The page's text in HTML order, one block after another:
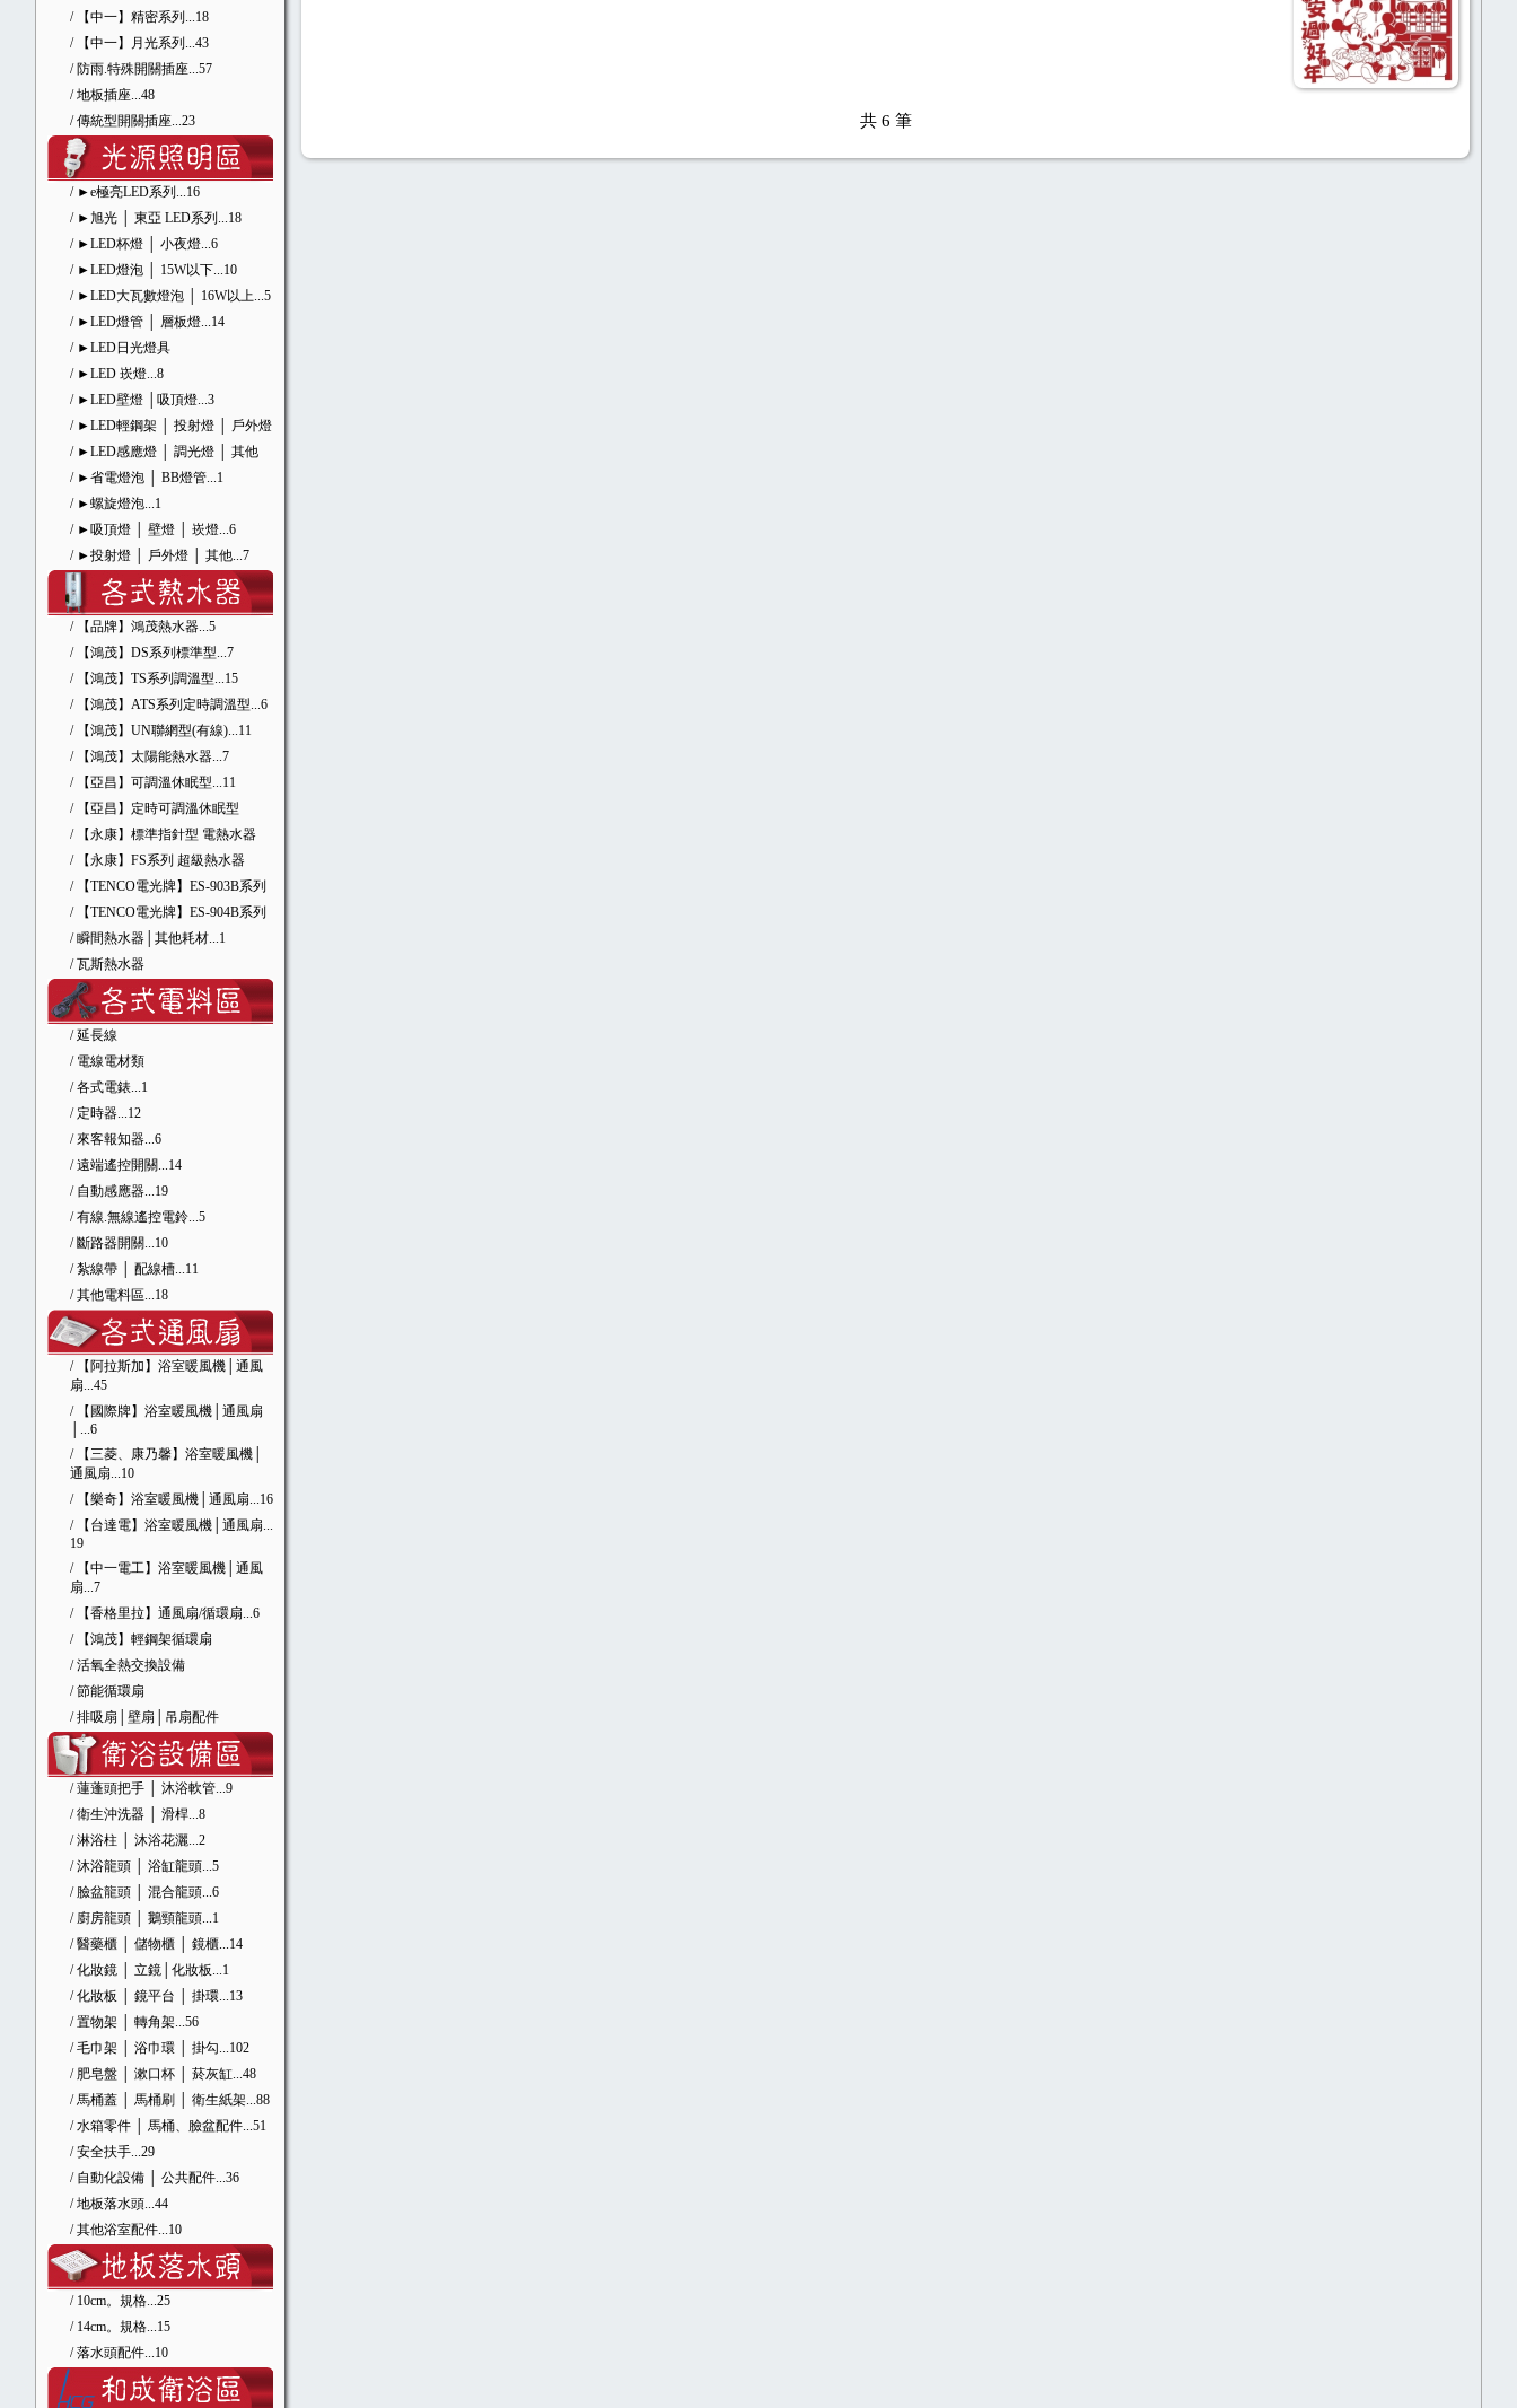
/ 【中一】精密系列 ...18
/ 【中一】月光系列 ...43
/ 防雨.特殊開關插座...57
/ 地板插座...48
/ 傳統型開關插座...23
/ ►e極亮LED系列 ...16
/ ►旭光 │ 東亞 LED系列 ...18
/ ►LED杯燈 │ 小夜燈...6
/ ►LED燈泡 │ 15W以下...10
/ ►LED大瓦數燈泡 │ 16W以上...5
/ ►LED燈管 │ 層板燈...14
/ ►LED日光燈具
/ ►LED 崁燈...8
/ ►LED壁燈 │吸頂燈...3
/ ►LED輕鋼架 │ 投射燈 │ 戶外燈
/ ►LED感應燈 │ 調光燈 │ 其他
/ ►省電燈泡 │ BB燈管...1
/ ►螺旋燈泡...1
/ ►吸頂燈 │ 壁燈 │ 崁燈...6
/ ►投射燈 │ 戶外燈 │ 其他...7
/ 【品牌】鴻茂熱水器...5
/ 【鴻茂】DS系列標準型...7
/ 【鴻茂】TS系列調溫型...15
/ 【鴻茂】ATS系列定時調溫型...6
/ 【鴻茂】UN聯網型(有線)...11
/ 【鴻茂】太陽能熱水器...7
/ 【亞昌】可調溫休眠型...11
/ 【亞昌】定時可調溫休眠型
/ 【永康】標準指針型 電熱水器
/ 【永康】FS系列 超級熱水器
/ 【TENCO電光牌】ES-903B系列
/ 【TENCO電光牌】ES-904B系列
/ 瞬間熱水器│其他耗材...1
/ 瓦斯熱水器
/ 延長線
/ 電線電材類
/ 各式電錶...1
/ 定時器...12
/ 來客報知器...6
/ 遠端遙控開關...14
/ 自動感應器...19
/ 有線.無線遙控電鈴...5
/ 斷路器開關...10
/ 紮線帶 │ 配線槽...11
/ 其他電料區...18
/ 【阿拉斯加】浴室暖風機│通風
扇...45
/ 【國際牌】浴室暖風機│通風扇
...6
/ 【三菱、康乃馨】浴室暖風機│
通風扇...10
/ 【樂奇】浴室暖風機│通風扇...16
/ 【台達電】浴室暖風機│通風扇...
19
/ 【中一電工】浴室暖風機│通風
扇...7
/ 【香格里拉】通風扇/循環扇...6
/ 【鴻茂】輕鋼架循環扇
/ 活氧全熱交換設備
/ 節能循環扇
/ 排吸扇│壁扇│吊扇配件
/ 蓮蓬頭把手 │ 沐浴軟管...9
/ 衛生沖洗器 │ 滑桿...8
/ 淋浴柱 │ 沐浴花灑...2
/ 沐浴龍頭 │ 浴缸龍頭...5
/ 臉盆龍頭 │ 混合龍頭...6
/ 廚房龍頭 │ 鵝頸龍頭...1
/ 醫藥櫃 │ 儲物櫃 │ 鏡櫃...14
/ 化妝鏡 │ 立鏡│化妝板...1
/ 化妝板 │ 鏡平台 │ 掛環...13
/ 置物架 │ 轉角架...56
/ 毛巾架 │ 浴巾環 │ 掛勾...102
/ 肥皂盤 │ 漱口杯 │ 菸灰缸...48
/ 馬桶蓋 │ 馬桶刷 │ 衛生紙架...88
/ 水箱零件 │ 馬桶、臉盆配件...51
/ 安全扶手...29
/ 自動化設備 │ 公共配件...36
/ 地板落水頭...44
/ 其他浴室配件...10
/ 10cm。規格...25
/ 14cm。規格...15
/ 落水頭配件...10
共6 筆